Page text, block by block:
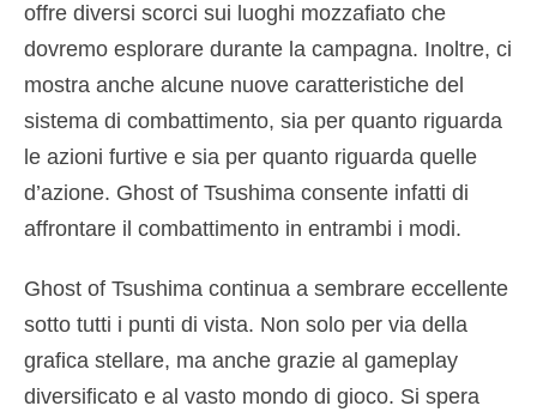
offre diversi scorci sui luoghi mozzafiato che
dovremo esplorare durante la campagna. Inoltre, ci
mostra anche alcune nuove caratteristiche del
sistema di combattimento, sia per quanto riguarda
le azioni furtive e sia per quanto riguarda quelle
d’azione. Ghost of Tsushima consente infatti di
affrontare il combattimento in entrambi i modi.
Ghost of Tsushima continua a sembrare eccellente
sotto tutti i punti di vista. Non solo per via della
grafica stellare, ma anche grazie al gameplay
diversificato e al vasto mondo di gioco. Si spera